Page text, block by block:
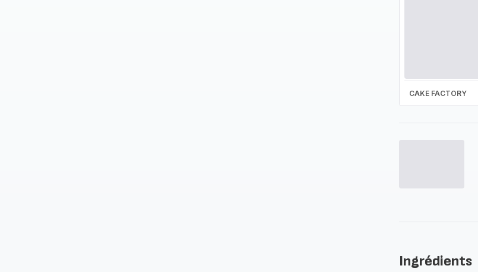
CAKE FACTORY
Ingrédients